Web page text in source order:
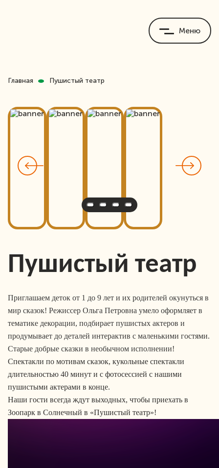
Меню
Главная Пушистый театр
Пушистый театр
Приглашаем деток от 1 до 9 лет и их родителей окунуться в
мир сказок! Режиссер Ольга Петровна умело оформляет в
тематике декорации, подбирает пушистых актеров и
продумывает до деталей интерактив с маленькими гостями.
Старые добрые сказки в необычном исполнении!
Спектакли по мотивам сказок, кукольные спектакли
длительностью 40 минут и с фотосессией с нашими
пушистыми актерами в конце.
Наши гости всегда ждут выходных, чтобы приехать в
Зоопарк в Солнечный в «Пушистый театр»!